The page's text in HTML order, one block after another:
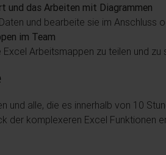
und das Arbeiten mit Diagrammen
und bearbeite sie im Anschluss
im Team
Excel Arbeitsmappen zu teilen und zu
und alle, die es innerhalb von 10
der komplexeren Excel Funktionen